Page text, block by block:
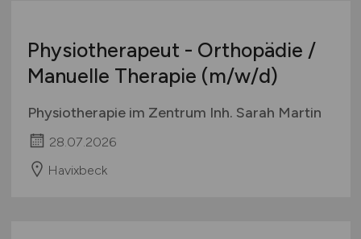
Physiotherapeut - Orthopädie /
Manuelle Therapie (m/w/d)
Physiotherapie im Zentrum Inh. Sarah Martin
28.07.2026
Havixbeck